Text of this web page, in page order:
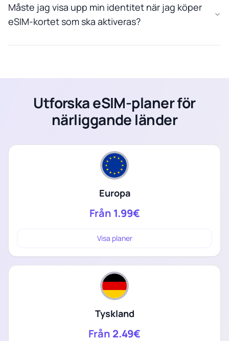
Måste jag visa upp min identitet när jag köper
eSIM-kortet som ska aktiveras?
Utforska eSIM-planer för
närliggande länder
Europa
Från 1.99€
Visa planer
Tyskland
Från 2.49€